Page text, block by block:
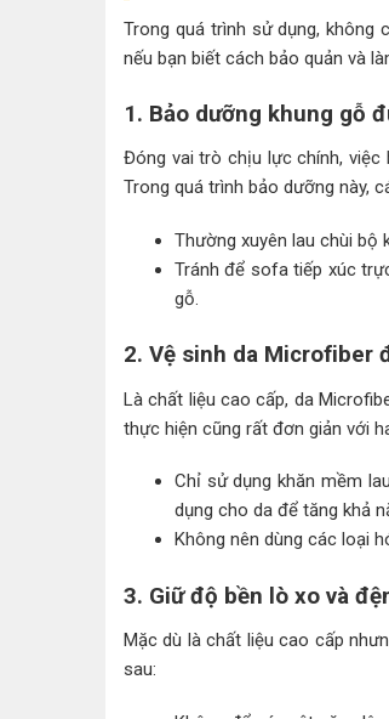
Trong quá trình sử dụng, không
nếu bạn biết cách bảo quản và
1. Bảo dưỡng khung gỗ
Đóng vai trò chịu lực chính, việc
Trong quá trình bảo dưỡng này,
Thường xuyên lau chùi bộ
Tránh để sofa tiếp xúc
gỗ.
2. Vệ sinh da Microfiber
Là chất liệu cao cấp, da
thực hiện cũng rất đơn giản với
Chỉ sử dụng khăn mềm
dụng cho da để tăng khả
Không nên dùng các loại
3. Giữ độ bền lò xo và
Mặc dù là chất liệu cao cấp
sau: